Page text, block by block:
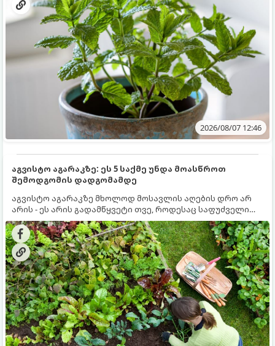
2026/08/07 12:46
აგვისტო აგარაკზე: ეს 5 საქმე უნდა მოასწროთ
შემოდგომის დადგომამდე
აგვისტო აგარაკზე მხოლოდ მოსავლის აღების დრო არ
არის - ეს არის გადამწყვეტი თვე, როდესაც საფუძველი
ეყრება მომავალი წლის მოსავალს და ბაღი მზადდება
შემოდგომა-ზამთრის სეზონისთვის. იმისათვის, რომ
ნიადაგმა ენერგია აღიდგინოს, ხოლო მცენარეებმა
ზამთარს გაუძლონ, აგვისტოს ბოლომდე 5
მნიშვნელოვანი საქმის გაკეთება უნდა მოასწროთ: